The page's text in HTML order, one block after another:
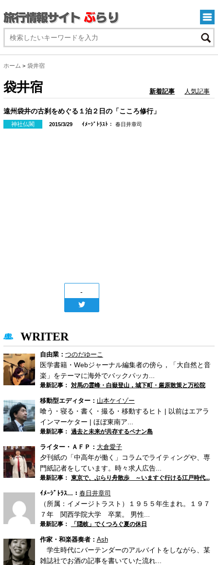
ホーム > 袋井宿
袋井宿 人気記事
新着記事
遠州袋井の古刹をめぐる１泊２日の「こころ修行」
神社仏閣 2015/3/29 ｲﾒｰｼﾞﾄﾗｽﾄ： 春日井章司
-
WRITER
自由業： つのだゆーこ
医学書籍・Webジャーナル編集者の傍ら，「大自然と音
楽」をテーマに海外でバックパッカ...
最新記事： 対馬の霊峰・白嶽登山，城下町・厳原散策と万松院
移動型エディター： 山本ケイゾー
喰う・寝る・書く・撮る・移動するヒト | 以前はエアラ
インマーケター | ほぼ東南ア...
最新記事： 過去と未来が共存するペナン島
ライター・ＡＦＰ： 大倉愛子
夕刊紙の「中高年が働く」コラムでライティングや、専
門紙記者をしています。時々求人広告...
最新記事： 東京で、ぶらり舟散歩 ～いますぐ行ける江戸時代...
ｲﾒｰｼﾞﾄﾗｽ...： 春日井章司
（所属：イメージトラスト）１９５５年生まれ。１９７
７年 関西学院大学 卒業。 男性...
最新記事： 「隠岐」でくつろぐ夏の休日
作家・和楽器奏者： Ash
学生時代にバーテンダーのアルバイトをしながら、某
雑誌社でお酒の記事を書いていた流れ...